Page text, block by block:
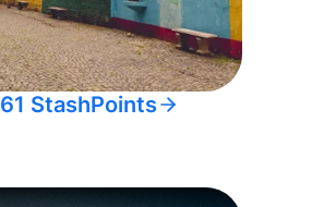
61 StashPoints